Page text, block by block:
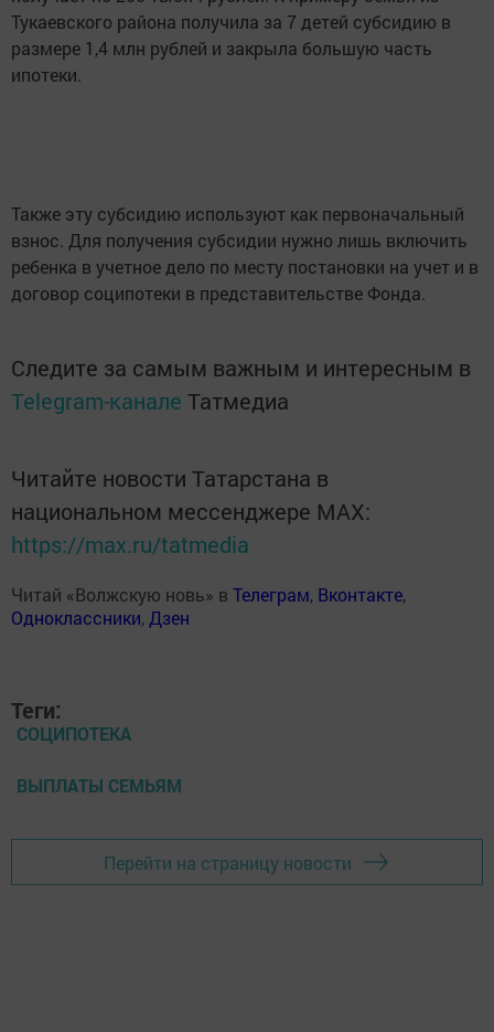
Тукаевского района получила за 7 детей субсидию в
размере 1,4 млн рублей и закрыла большую часть
ипотеки.
Также эту субсидию используют как первоначальный
взнос. Для получения субсидии нужно лишь включить
ребенка в учетное дело по месту постановки на учет и в
договор соципотеки в представительстве Фонда.
Следите за самым важным и интересным в
Telegram-канале Татмедиа
Читайте новости Татарстана в
национальном мессенджере MАХ:
https://max.ru/tatmedia
Читай «Волжскую новь» в Телеграм, Вконтакте,
Одноклассники,Дзен
Теги:
СОЦИПОТЕКА
ВЫПЛАТЫ СЕМЬЯМ
Перейти на страницу новости